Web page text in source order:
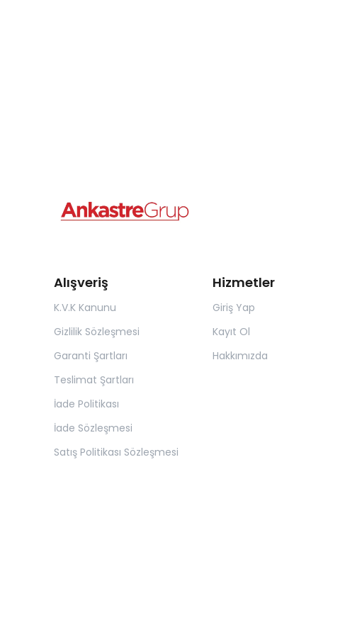
Alışveriş
K.V.K Kanunu
Gizlilik Sözleşmesi
Garanti Şartları
Teslimat Şartları
İade Politikası
İade Sözleşmesi
Satış Politikası Sözleşmesi
Hizmetler
Giriş Yap
Kayıt Ol
Hakkımızda